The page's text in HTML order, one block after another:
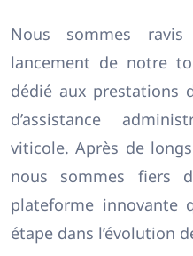
Nous sommes
lancement de notre
dédié aux prestations
d’assistance
viticole. Après de
nous sommes fiers
plateforme innovante
étape dans l’évolution